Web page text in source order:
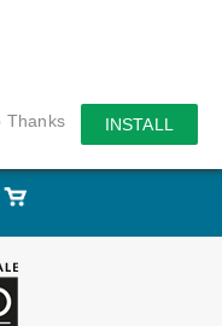
Thanks INSTALL
Store